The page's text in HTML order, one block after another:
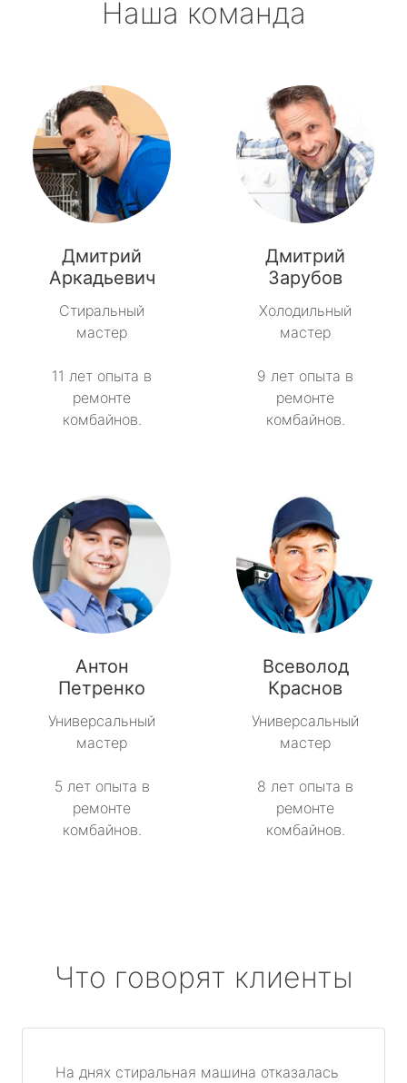
Наша команда
Дмитрий
Аркадьевич
Стиральный
мастер
11 лет опыта в
ремонте
комбайнов.
Дмитрий
Зарубов
Холодильный
мастер
9 лет опыта в
ремонте
комбайнов.
Антон
Петренко
Универсальный
мастер
5 лет опыта в
ремонте
комбайнов.
Всеволод
Краснов
Универсальный
мастер
8 лет опыта в
ремонте
комбайнов.
Что говорят клиенты
На днях стиральная машина отказалась